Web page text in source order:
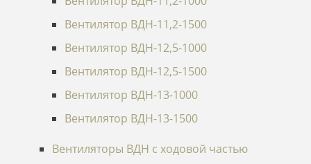
Вентилятор ВДН-11,2-1500
Вентилятор ВДН-12,5-1000
Вентилятор ВДН-12,5-1500
Вентилятор ВДН-13-1000
Вентилятор ВДН-13-1500
Вентиляторы ВДН с ходовой частью